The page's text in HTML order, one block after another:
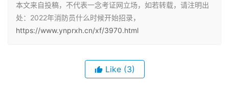
工作中服从命令，听从指挥。
2、年龄条件:18周岁以上，30周岁以下。
3、身体条件:1.65米以上，身体健康，五官端正，举止大
方，谈吐清晰，无口吃、重听、色盲和其它传染性疾病，双
本文来自投稿，不代表一念考证网立场，如若转载，请注明出
处：2022年消防员什么时候开始招录，
https://www.ynprxh.cn/xf/3970.html
Like (3)